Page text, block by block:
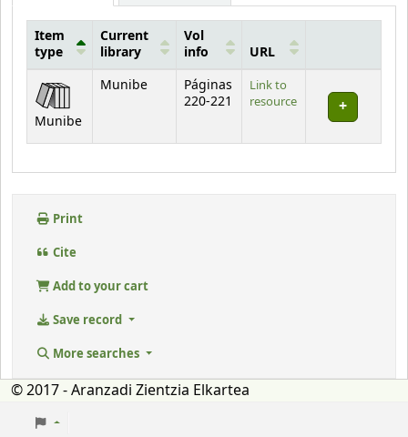
Holdings
Item
type
Current
library
Vol
info
URL
Munibe
Munibe
Páginas
220-221
Link to
resource
Print
Cite
Add to your cart
Save record
More searches
© 2017 - Aranzadi Zientzia Elkartea